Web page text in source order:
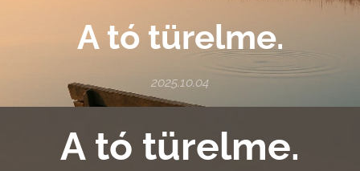
A tó türelme.
2025.10.04
A tó türelme.